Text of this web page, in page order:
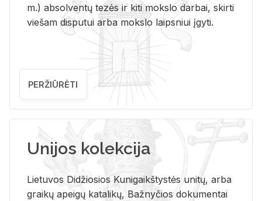
m.) absolventų tezės ir kiti mokslo darbai, skirti
viešam disputui arba mokslo laipsniui įgyti.
PERŽIŪRĖTI
Unijos kolekcija
Lietuvos Didžiosios Kunigaikštystės unitų, arba
graikų apeigų katalikų, Bažnyčios dokumentai